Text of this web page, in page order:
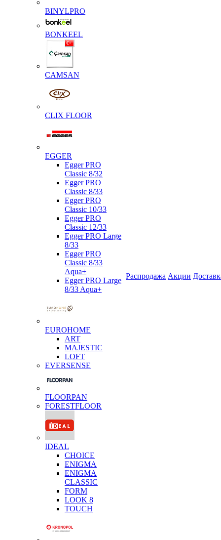
BINYLPRO
BONKEEL
CAMSAN
CLIX FLOOR
EGGER
Egger PRO
Classic 8/32
Egger PRO
Classic 8/33
Egger PRO
Classic 10/33
Egger PRO
Classic 12/33
Egger PRO Large
8/33
Egger PRO
Classic 8/33
Aqua+
Egger PRO Large
8/33 Aqua+
EUROHOME
ART
MAJESTIC
LOFT
EVERSENSE
FLOORPAN
FORESTFLOOR
IDEAL
CHOICE
ENIGMA
ENIGMA
CLASSIC
FORM
LOOK 8
TOUCH
Распродажа Акции